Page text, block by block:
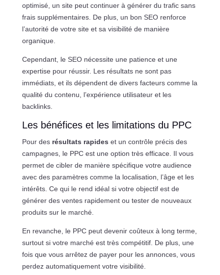
optimisé, un site peut continuer à générer du trafic sans
frais supplémentaires. De plus, un bon SEO renforce
l’autorité de votre site et sa visibilité de manière
organique.
Cependant, le SEO nécessite une patience et une
expertise pour réussir. Les résultats ne sont pas
immédiats, et ils dépendent de divers facteurs comme la
qualité du contenu, l’expérience utilisateur et les
backlinks.
Les bénéfices et les limitations du PPC
Pour des résultats rapides et un contrôle précis des
campagnes, le PPC est une option très efficace. Il vous
permet de cibler de manière spécifique votre audience
avec des paramètres comme la localisation, l’âge et les
intérêts. Ce qui le rend idéal si votre objectif est de
générer des ventes rapidement ou tester de nouveaux
produits sur le marché.
En revanche, le PPC peut devenir coûteux à long terme,
surtout si votre marché est très compétitif. De plus, une
fois que vous arrêtez de payer pour les annonces, vous
perdez automatiquement votre visibilité.